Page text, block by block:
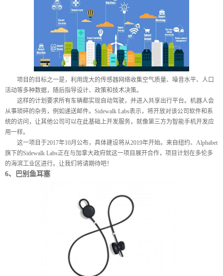
项目的目标之一是，利用庞大的传感器网络收集空气质量、噪音水平、人口
活动等多种数据，随后指导设计、政策和技术决策。
这样的计划要求所有车辆都实现自动驾驶，并进入共享出行平台。机器人会
从事琐碎的杂务，例如递送邮件。 Sidewalk Labs表示，将开放对该公司软件和系
统的访问，让其他公司可以在此基础上开发服务，就像第三方为智能手机开发应
用一样。
这一项目于2017年10月公布，具体建设将从2019年开始。来自纽约、 Alphabet
旗下的Sidewalk Labs正在与加拿大政府就这一项目展开合作，项目计划在多伦多
的海滨工业区进行。让我们将请期待吧！
6、巴别鱼耳塞